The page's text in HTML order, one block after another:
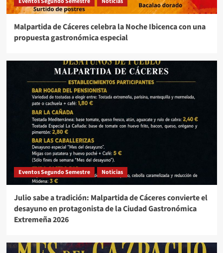
Malpartida de Cáceres celebra la Noche Ibicenca con una
propuesta gastronómica especial
Eventos Segundo Semestre Noticias
Julio sabe a tradición: Malpartida de Cáceres convierte el
desayuno en protagonista de la Ciudad Gastronómica
Extremeña 2026